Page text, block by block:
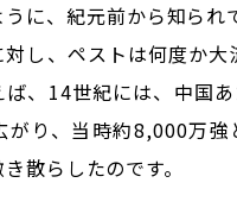
に、紀元前から知ら
対し、ペストは何度か
、14世紀には、中国
がり、当時約8,000万
散らしたのです。